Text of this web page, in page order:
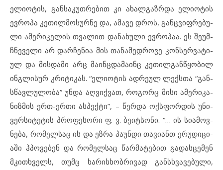
ელ­ი­ო­ტის, გან­სა­კუთ­რე­ბით კი ახალ­გაზ­რ­და ელ­ი­ო­ტის
ევ­რო­პა კე­თილ­მო­სურ­ნე და, ამ­ა­ვე დროს, გან­ც­ვიფ­რე­ბუ­
ლი ამ­ერიკ­ე­ლის თვა­ლით და­ნა­ხუ­ლი ევ­რო­პაა. ეს შე­უმ­
ჩ­ნე­ვე­ლი არ დარ­ჩე­ნია მის თა­ნა­მედროვე კონ­სერ­ვა­ტი­
ულ და მის­და­მი არც მა­ინ­ც­და­მა­ინც კე­თილ­გან­წყო­ბილ
ინგ­ლი­სურ კრი­ტი­კას. “ელ­ი­ო­ტის ად­რე­ულ ლექ­ს­თა “გან­
ს­წავ­ლუ­ლო­ბა” უნ­და აღ­ვიქ­ვათ, რო­გორც მისი ამ­ე­რი­კა­
ნიზ­მის ერთ-ერ­თი ას­პექ­ტი”, – წერ­და ოქს­ფორ­დის უნ­ი­
ვერ­სი­ტე­ტის პროფე­სო­რი ფ. ვ. ბე­იტ­სო­ნი. “… ის სი­ა­მოვ­
ნე­ბა, რო­მელ­საც ის და ეზ­რა პა­უნ­დი თა­ვი­ანთ ერუ­დი­ცი­
ა­ში ჰპო­ვე­ბენ და რო­მელ­საც წარ­მა­ტე­ბით გა­დას­ცე­მენ
მკითხ­ველს, თუმც ხარ­ის­ხობ­რი­ვად გან­ს­ხ­ვა­ვე­ბუ­ლი,